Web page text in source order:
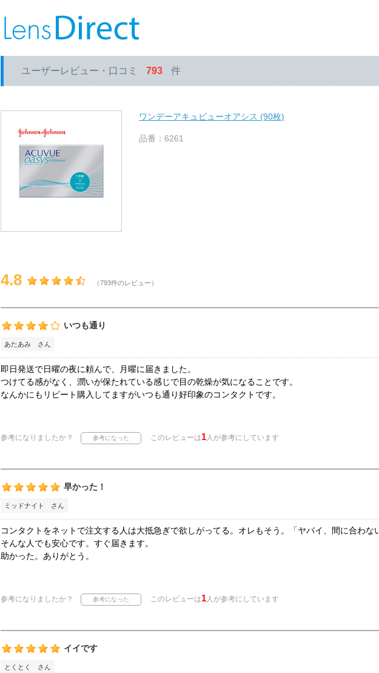
ユーザーレビュー・口コミ 793 件
ワンデーアキュビューオアシス (90枚)
品番：6261
4.8 （793件のレビュー）
いつも通り
あたあみ さん
即日発送で日曜の夜に頼んで、月曜に届きました。
つけてる感がなく、潤いが保たれている感じで目の乾燥が気になることです。
なんかにもリピート購入してますがいつも通り好印象のコンタクトです。
参考になりましたか？ このレビューは1人が参考にしています
早かった！
ミッドナイト さん
コンタクトをネットで注文する人は大抵急ぎで欲しがってる。オレもそう。「ヤバイ、間に合わな
そんな人でも安心です。すぐ届きます。
助かった。ありがとう。
参考になりましたか？ このレビューは1人が参考にしています
イイです
とくとく さん